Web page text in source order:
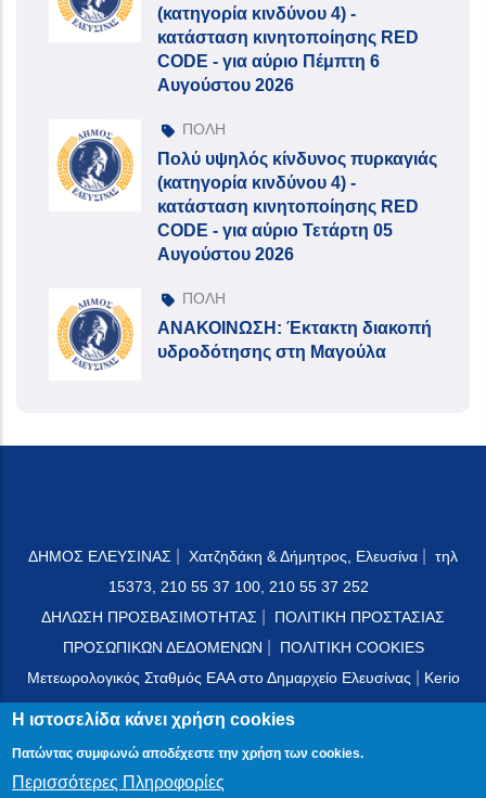
(κατηγορία κινδύνου 4) -
κατάσταση κινητοποίησης RED
CODE - για αύριο Πέμπτη 6
Αυγούστου 2026
ΠΟΛΗ
Πολύ υψηλός κίνδυνος πυρκαγιάς
(κατηγορία κινδύνου 4) -
κατάσταση κινητοποίησης RED
CODE - για αύριο Τετάρτη 05
Αυγούστου 2026
ΠΟΛΗ
ΑΝΑΚΟΙΝΩΣΗ: Έκτακτη διακοπή
υδροδότησης στη Μαγούλα
ΔΗΜΟΣ ΕΛΕΥΣΙΝΑΣ Χατζηδάκη & Δήμητρος, Ελευσίνα
τηλ
15373, 210 55 37 100, 210 55 37 252
ΔΗΛΩΣΗ ΠΡΟΣΒΑΣΙΜΟΤΗΤΑΣ
ΠΟΛΙΤΙΚΗ ΠΡΟΣΤΑΣΙΑΣ
ΠΡΟΣΩΠΙΚΩΝ ΔΕΔΟΜΕΝΩΝ
ΠΟΛΙΤΙΚΗ COOKIES
Μετεωρολογικός Σταθμός ΕΑΑ στο Δημαρχείο Ελευσίνας
Kerio
Mail Server
Η ιστοσελίδα κάνει χρήση cookies
Πατώντας συμφωνώ αποδέχεστε την χρήση των cookies.
Περισσότερες Πληροφορίες